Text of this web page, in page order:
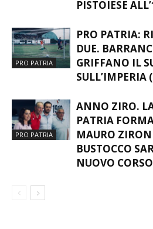
PISTOIESE
PRO PATRIA
PRO PATRIA:
DUE.
GRIFFANO IL
SULL’IMPERIA
PRO PATRIA
ANNO ZIRO.
PATRIA
MAURO
BUSTOCCO
NUOVO